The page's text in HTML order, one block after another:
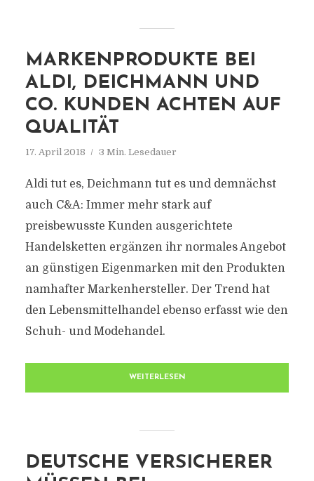
MARKENPRODUKTE BEI
ALDI, DEICHMANN UND
CO. KUNDEN ACHTEN AUF
QUALITÄT
17. April 2018 3 Min. Lesedauer
Aldi tut es, Deichmann tut es und demnächst
auch C&A: Immer mehr stark auf
preisbewusste Kunden ausgerichtete
Handelsketten ergänzen ihr normales Angebot
an günstigen Eigenmarken mit den Produkten
namhafter Markenhersteller. Der Trend hat
den Lebensmittelhandel ebenso erfasst wie den
Schuh- und Modehandel.
WEITERLESEN
DEUTSCHE VERSICHERER